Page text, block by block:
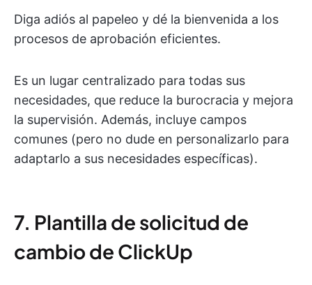
Diga adiós al papeleo y dé la bienvenida a los
procesos de aprobación eficientes.
Es un lugar centralizado para todas sus
necesidades, que reduce la burocracia y mejora
la supervisión. Además, incluye campos
comunes (pero no dude en personalizarlo para
adaptarlo a sus necesidades específicas).
7. Plantilla de solicitud de
cambio de ClickUp